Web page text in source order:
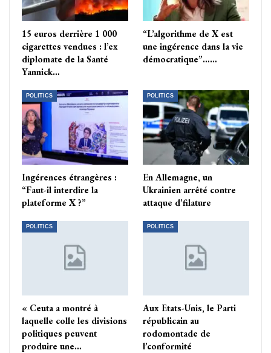
15 euros derrière 1 000
cigarettes vendues : l’ex
diplomate de la Santé
Yannick…
“L’algorithme de X est
une ingérence dans la vie
démocratique”……
POLITICS
Ingérences étrangères :
“Faut-il interdire la
plateforme X ?”
POLITICS
En Allemagne, un
Ukrainien arrêté contre
attaque d’filature
POLITICS
« Ceuta a montré à
laquelle colle les divisions
politiques peuvent
produire une…
POLITICS
Aux Etats-Unis, le Parti
républicain au
rodomontade de
l’conformité